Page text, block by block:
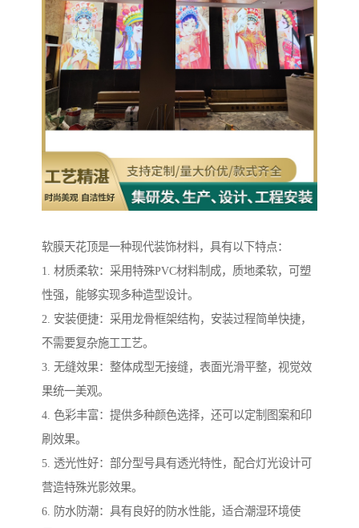
软膜天花顶是一种现代装饰材料，具有以下特点：
1. 材质柔软：采用特殊PVC材料制成，质地柔软，可塑
性强，能够实现多种造型设计。
2. 安装便捷：采用龙骨框架结构，安装过程简单快捷，
不需要复杂施工工艺。
3. 无缝效果：整体成型无接缝，表面光滑平整，视觉效
果统一美观。
4. 色彩丰富：提供多种颜色选择，还可以定制图案和印
刷效果。
5. 透光性好：部分型号具有透光特性，配合灯光设计可
营造特殊光影效果。
6. 防水防潮：具有良好的防水性能，适合潮湿环境使